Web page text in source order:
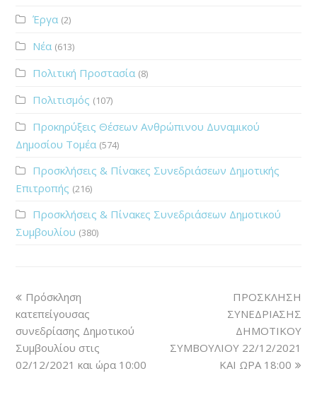
Έργα (2)
Νέα (613)
Πολιτική Προστασία (8)
Πολιτισμός (107)
Προκηρύξεις Θέσεων Ανθρώπινου Δυναμικού
Δημοσίου Τομέα (574)
Προσκλήσεις & Πίνακες Συνεδριάσεων Δημοτικής
Επιτροπής (216)
Προσκλήσεις & Πίνακες Συνεδριάσεων Δημοτικού
Συμβουλίου (380)
Πρόσκληση
κατεπείγουσας
συνεδρίασης Δημοτικού
Συμβουλίου στις
02/12/2021 και ώρα 10:00
ΠΡΟΣΚΛΗΣΗ
ΣΥΝΕΔΡΙΑΣΗΣ
ΔΗΜΟΤΙΚΟΥ
ΣΥΜΒΟΥΛΙΟΥ 22/12/2021
ΚΑΙ ΩΡΑ 18:00